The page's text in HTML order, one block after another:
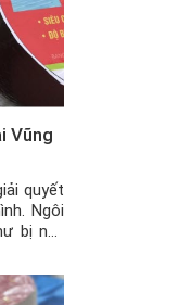
Vũng
quyết
Ngôi
bị nứt
[…]